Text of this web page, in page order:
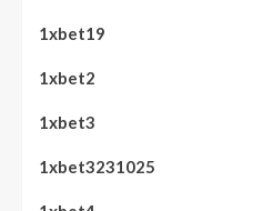
1xbet19
1xbet2
1xbet3
1xbet3231025